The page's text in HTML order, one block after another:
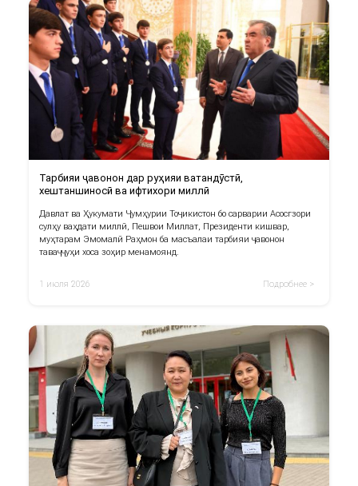
Тарбияи ҷавонон дар руҳияи ватандӯстӣ,
хештаншиносӣ ва ифтихори миллӣ
Давлат ва Ҳукумати Ҷумҳурии Тоҷикистон бо сарварии Асосгзори
сулҳу ваҳдати миллӣ, Пешвои Миллат, Президенти кишвар,
муҳтарам Эмомалӣ Раҳмон ба масъалаи тарбияи ҷавонон
таваҷҷуҳи хоса зоҳир менамоянд.
1 июля 2026 Подробнее >